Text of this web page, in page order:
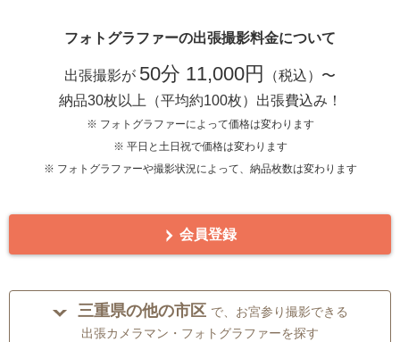
フォトグラファーの出張撮影料金について
出張撮影が 50分 11,000円
（税込）〜
納品30枚以上（平均約100枚）出張費込み！
※ フォトグラファーによって価格は変わります
※ 平日と土日祝で価格は変わります
※ フォトグラファーや撮影状況によって、納品枚数は変わります
会員登録
三重県の他の市区 で、お宮参り撮影できる
出張カメラマン・フォトグラファーを探す